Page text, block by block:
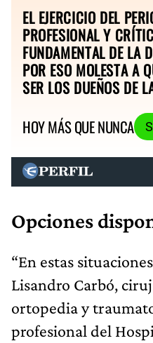
EL EJERCICIO DEL
PROFESIONAL Y
FUNDAMENTAL DE LA
POR ESO MOLESTA A
SER LOS DUEÑOS DE
HOY MÁS QUE NUNCA
Opciones
“En estas
Lisandro Carbó,
ortopedia y
profesional del